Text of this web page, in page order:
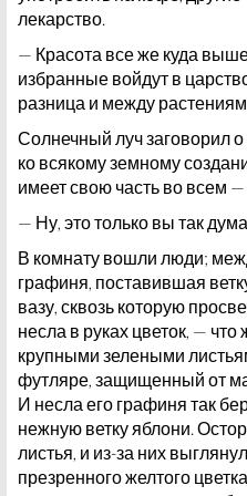
лекарство.
— Красота все же куда
избранные войдут в
разница и между
Солнечный луч заговорил
ко всякому земному
имеет свою часть во всем
— Ну, это только вы так
В комнату вошли люди;
графиня, поставившая
вазу, сквозь которую
несла в руках цветок, —
крупными зелеными
футляре, защищенный от
И несла его графиня так
нежную ветку яблони.
листья, и из-за них
презренного желтого